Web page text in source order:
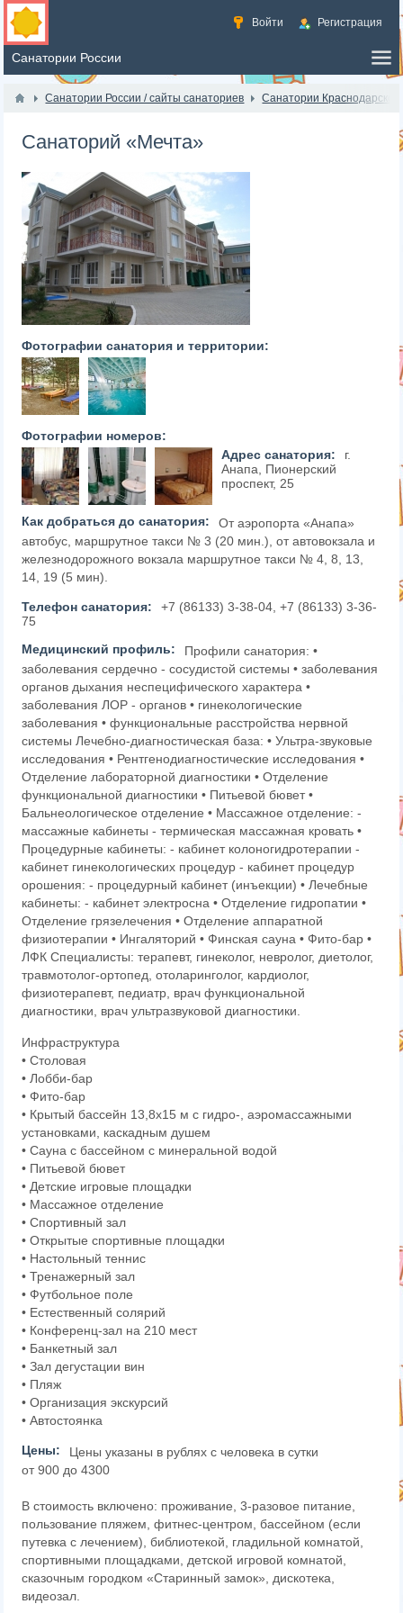
Войти Регистрация
Санатории России / сайты санаториев Санатории
Санаторий «Мечта»
Фотографии санатория и территории:
Фотографии номеров:
Адрес санатория:
г.
Анапа, Пионерский
проспект, 25
Как добраться до санатория:
От аэропорта «Анапа»
автобус, маршрутное такси № 3 (20 мин.), от автовокзала и
железнодорожного вокзала маршрутное такси № 4, 8, 13,
14, 19 (5 мин).
Телефон санатория:
+7 (86133) 3-38-04, +7 (86133) 3-36-
75
Медицинский профиль:
Профили санатория: •
заболевания сердечно - сосудистой системы • заболевания
органов дыхания неспецифического характера •
заболевания ЛОР - органов • гинекологические
заболевания • функциональные расстройства нервной
системы Лечебно-диагностическая база: • Ультра-звуковые
исследования • Рентгенодиагностические исследования •
Отделение лабораторной диагностики • Отделение
функциональной диагностики • Питьевой бювет •
Бальнеологическое отделение • Массажное отделение: -
массажные кабинеты - термическая массажная кровать •
Процедурные кабинеты: - кабинет колоногидротерапии -
кабинет гинекологических процедур - кабинет процедур
орошения: - процедурный кабинет (инъекции) • Лечебные
кабинеты: - кабинет электросна • Отделение гидропатии •
Отделение грязелечения • Отделение аппаратной
физиотерапии • Ингаляторий • Финская сауна • Фито-бар •
ЛФК Специалисты: терапевт, гинеколог, невролог, диетолог,
травмотолог-ортопед, отоларинголог, кардиолог,
физиотерапевт, педиатр, врач функциональной
диагностики, врач ультразвуковой диагностики.
Инфраструктура
• Столовая
• Лобби-бар
• Фито-бар
• Крытый бассейн 13,8х15 м с гидро-, аэромассажными
установками, каскадным душем
• Сауна с бассейном с минеральной водой
• Питьевой бювет
• Детские игровые площадки
• Массажное отделение
• Спортивный зал
• Открытые спортивные площадки
• Настольный теннис
• Тренажерный зал
• Футбольное поле
• Естественный солярий
• Конференц-зал на 210 мест
• Банкетный зал
• Зал дегустации вин
• Пляж
• Организация экскурсий
• Автостоянка
Цены:
Цены указаны в рублях с человека в сутки
от 900 до 4300
В стоимость включено: проживание, 3-разовое питание,
пользование пляжем, фитнес-центром, бассейном (если
путевка с лечением), библиотекой, гладильной комнатой,
спортивными площадками, детской игровой комнатой,
сказочным городком «Старинный замок», дискотека,
видеозал.